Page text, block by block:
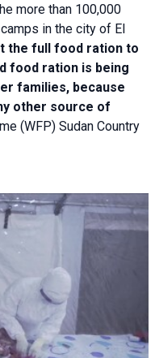
more than 100,000
in the city of El
the full food ration to
food ration is being
families, because
other source of
(WFP) Sudan Country